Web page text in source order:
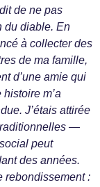
de ne pas
du diable. En
à collecter des
de ma famille,
d’une amie qui
m’a
J’étais attirée
—
peut
des années.
rebondissement :